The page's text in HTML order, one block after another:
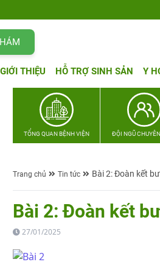
GIỚI THIỆU HỖ TRỢ SINH SẢN Y
TỔNG QUAN BỆNH VIỆN ĐỘI NGŨ
Trang chủ Tin tức Bài 2: Đoàn kết
Bài 2: Đoàn kết
27/01/2025